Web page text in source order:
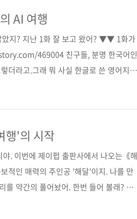
쌓아온 AI 전문가의 수업 노하우를 바
AI 여행
았지? 지난 1화 잘 보고 왔어? ▼▼ 1화가
469004 친구들, 분명 한국어인
더라고.그래 뭐 사실 한글로 쓴 영어지.
이 끝날 때쯤이면 조금 알게 될지도?
트(가나다순) [교보문고] [도서11번가]
행'의 시작
. 이번에 제이펍 출판사에서 나오는《해
적인 매력의 주인공 '해달'이지. 나를 만
를 약간의 풀어놨어. 한번 들어 볼래? 다
'미리보기' 보는 거 잊지말구! 빠이 ■ 미